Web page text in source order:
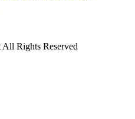
Rights Reserved